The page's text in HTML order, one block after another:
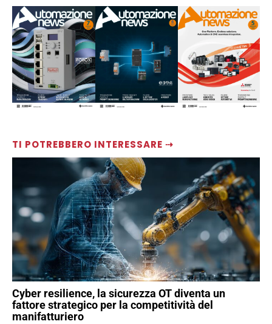
TI POTREBBERO INTERESSARE ⇢
Cyber resilience, la sicurezza OT diventa un
fattore strategico per la competitività del
manifatturiero